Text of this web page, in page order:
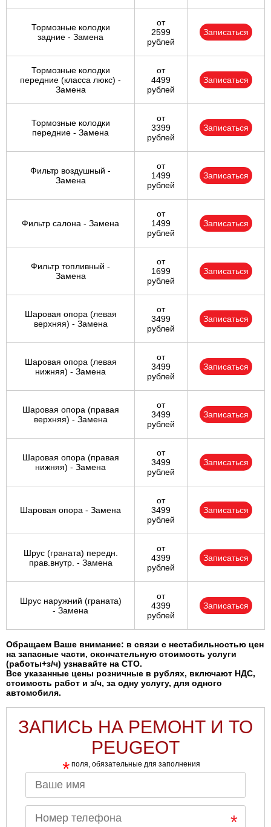
Тормозные колодки
задние - Замена
от
2599
рублей
Записаться
Тормозные колодки
передние (класса люкс) -
Замена
от
4499
рублей
Записаться
Тормозные колодки
передние - Замена
от
3399
рублей
Записаться
Фильтр воздушный -
Замена
от
1499
рублей
Записаться
Фильтр салона - Замена
от
1499
рублей
Записаться
Фильтр топливный -
Замена
от
1699
рублей
Записаться
Шаровая опора (левая
верхняя) - Замена
от
3499
рублей
Записаться
Шаровая опора (левая
нижняя) - Замена
от
3499
рублей
Записаться
Шаровая опора (правая
верхняя) - Замена
от
3499
рублей
Записаться
Шаровая опора (правая
нижняя) - Замена
от
3499
рублей
Записаться
Шаровая опора - Замена
от
3499
рублей
Записаться
Шрус (граната) передн.
прав.внутр. - Замена
от
4399
рублей
Записаться
Шрус наружний (граната)
- Замена
от
4399
рублей
Записаться
Обращаем Ваше внимание: в связи с нестабильностью цен
на запасные части, окончательную стоимость услуги
(работы+з/ч) узнавайте на СТО.
Все указанные цены розничные в рублях, включают НДС,
стоимость работ и з/ч, за одну услугу, для одного
автомобиля.
ЗАПИСЬ НА РЕМОНТ И ТО
PEUGEOT
* поля, обязательные для заполнения